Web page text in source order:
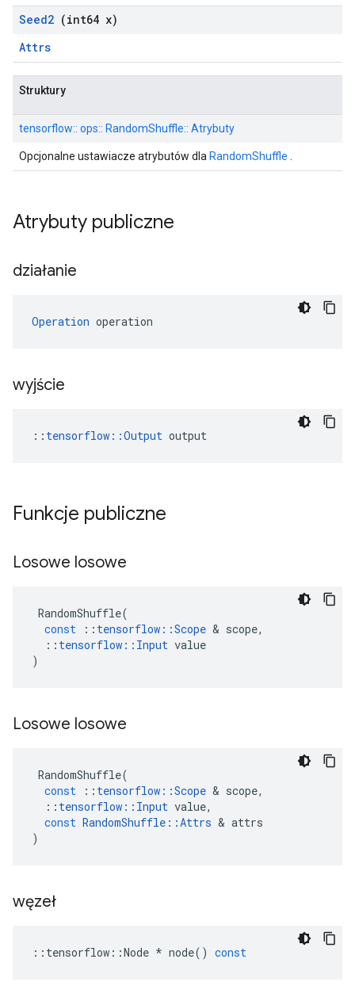
Seed2 (int64 x)
Attrs
Struktury
tensorflow:: ops:: RandomShuffle:: Atrybuty
Opcjonalne ustawiacze atrybutów dla RandomShuffle
Atrybuty publiczne
działanie
Operation operation
wyjście
:: tensorflow::Output output
Funkcje publiczne
Losowe losowe
RandomShuffle(
const
:: tensorflow ::Scope & scope,
:: tensorflow :: Input value
)
Losowe losowe
RandomShuffle(
const
:: tensorflow ::Scope & scope,
:: tensorflow :: Input value,
const RandomShuffle ::Attrs & attrs
)
węzeł
:: tensorflow ::Node * node() const